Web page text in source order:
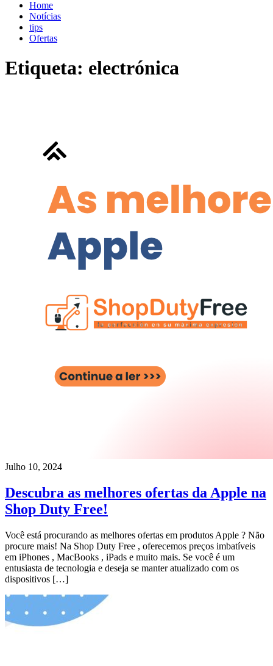
blog.shopdutyfree.pt
blog.shopdutyfree.pt
Home
Notícias
tips
Ofertas
Etiqueta: electrónica
Julho 10, 2024
Descubra as melhores ofertas da Apple na
Shop Duty Free!
Você está procurando as melhores ofertas em produtos Apple ? Não
procure mais! Na Shop Duty Free , oferecemos preços imbatíveis
em iPhones , MacBooks , iPads e muito mais. Se você é um
entusiasta de tecnologia e deseja se manter atualizado com os
dispositivos […]